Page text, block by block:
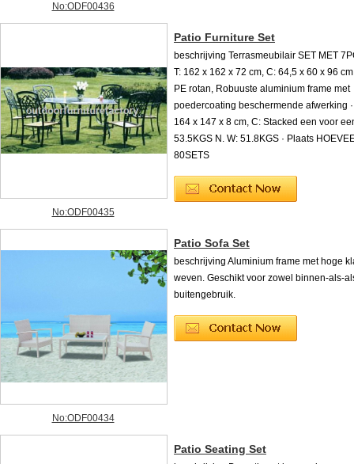
No:ODF00436
No:ODF00435
Patio Furniture Set
beschrijving Terrasmeubilair SET MET
T: 162 x 162 x 72 cm, C: 64,5 x 60 x 96
PE rotan, Robuuste aluminium frame met
poedercoating beschermende afwerking ·
164 x 147 x 8 cm, C: Stacked een voor
53.5KGS N. W: 51.8KGS · Plaats
80SETS
No:ODF00434
Patio Sofa Set
beschrijving Aluminium frame met hoge
weven. Geschikt voor zowel binnen-als-
buitengebruik.
Patio Seating Set